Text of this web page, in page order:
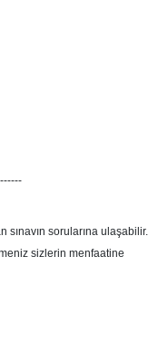
sınavın sorularına ulaşabilir.
sizlerin menfaatine